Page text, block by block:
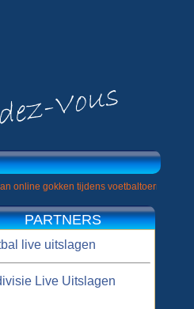
PARTNERS
live uitslagen
Live Uitslagen
tijdens voetbaltoernooien »|